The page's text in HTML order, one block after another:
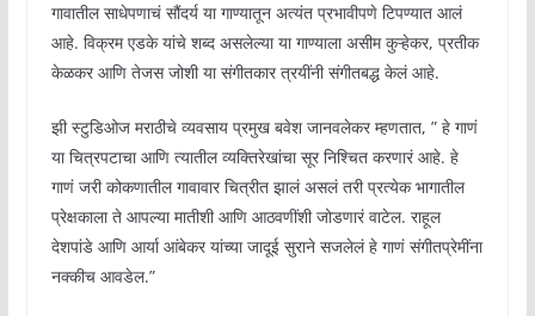
गावातील साधेपणाचं सौंदर्य या गाण्यातून अत्यंत प्रभावीपणे टिपण्यात आलं
आहे. विक्रम एडके यांचे शब्द असलेल्या या गाण्याला असीम कुऱ्हेकर, प्रतीक
केळकर आणि तेजस जोशी या संगीतकार त्रयींनी संगीतबद्ध केलं आहे.
झी स्टुडिओज मराठीचे व्यवसाय प्रमुख बवेश जानवलेकर म्हणतात, ” हे गाणं
या चित्रपटाचा आणि त्यातील व्यक्तिरेखांचा सूर निश्चित करणारं आहे. हे
गाणं जरी कोकणातील गावावार चित्रीत झालं असलं तरी प्रत्येक भागातील
प्रेक्षकाला ते आपल्या मातीशी आणि आठवणींशी जोडणारं वाटेल. राहूल
देशपांडे आणि आर्या आंबेकर यांच्या जादूई सुराने सजलेलं हे गाणं संगीतप्रेमींना
नक्कीच आवडेल.”